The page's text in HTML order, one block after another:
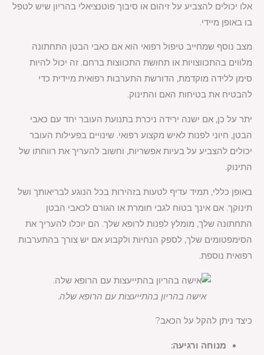
אלו יכולים להצביע על זיהום או סיבוך פוטנציאלי בהריון שיש לטפל
בו באופן מיידי.
מצב נוסף שמחייב טיפול רפואי הוא אם כאבי הבטן התחתונה
מלווים בהתכווצויות או תחושת התכווצות ברחם. זה יכול להיות
סימן ללידה מוקדמת, הדורשת התערבות רפואית מיידית כדי
להבטיח את בטיחות האם והתינוק.
יתר על כן, אם ישנה ירידה ניכרת בתנועת העובר יחד עם כאבי
הבטן, חיוני לפנות לאיש מקצוע רפואי. שינויים בפעילות העובר
יכולים להצביע על בעיות אפשריות, וחשוב להעריך את רווחתו של
התינוק.
באופן כללי, תמיד עדיף לטעות בזהירות בכל הנוגע לבריאותך ושל
תינוקך. אם אינך בטוח לגבי חומרת או הגורם לכאבי הבטן
התחתונה שלך, מומלץ לפנות לרופא שלך. הם יוכלו להעריך את
הסימפטומים שלך, לספק הנחיות ולקבוע אם יש צורך בהתערבות
רפואית נוספת.
אישה בהריון בהתייעצות עם הרופא שלה.
כיצד ניתן להקל על הכאב?
מנוחה ורגיעה: